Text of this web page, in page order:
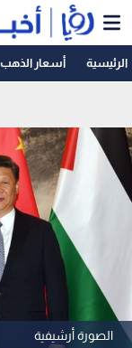
الرئيسية أسعار الذهب
الصورة أرشيفية